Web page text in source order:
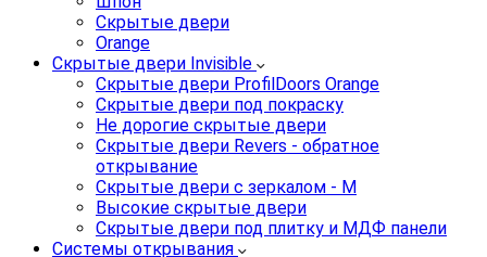
Скрытые двери
Orange
Скрытые двери Invisible
Скрытые двери ProfilDoors Orange
Скрытые двери под покраску
Не дорогие скрытые двери
Скрытые двери Revers - обратное
открывание
Скрытые двери с зеркалом - M
Высокие скрытые двери
Скрытые двери под плитку и МДФ панели
Системы открывания